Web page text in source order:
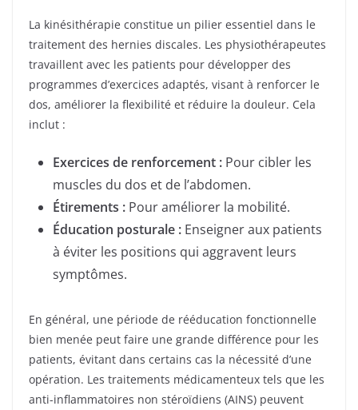
La kinésithérapie constitue un pilier essentiel dans le
traitement des hernies discales. Les physiothérapeutes
travaillent avec les patients pour développer des
programmes d’exercices adaptés, visant à renforcer le
dos, améliorer la flexibilité et réduire la douleur. Cela
inclut :
Exercices de renforcement : Pour cibler les
muscles du dos et de l’abdomen.
Étirements : Pour améliorer la mobilité.
Éducation posturale : Enseigner aux patients
à éviter les positions qui aggravent leurs
symptômes.
En général, une période de rééducation fonctionnelle
bien menée peut faire une grande différence pour les
patients, évitant dans certains cas la nécessité d’une
opération. Les traitements médicamenteux tels que les
anti-inflammatoires non stéroïdiens (AINS) peuvent